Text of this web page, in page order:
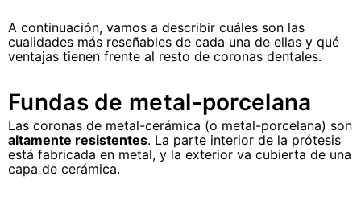
A continuación, vamos a describir cuáles son las
cualidades más reseñables de cada una de ellas y qué
ventajas tienen frente al resto de coronas dentales.
Fundas de metal-porcelana
Las coronas de metal-cerámica (o metal-porcelana) son
altamente resistentes. La parte interior de la prótesis
está fabricada en metal, y la exterior va cubierta de una
capa de cerámica.